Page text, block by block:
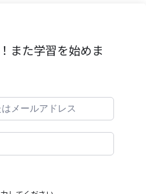
また学習を始めま